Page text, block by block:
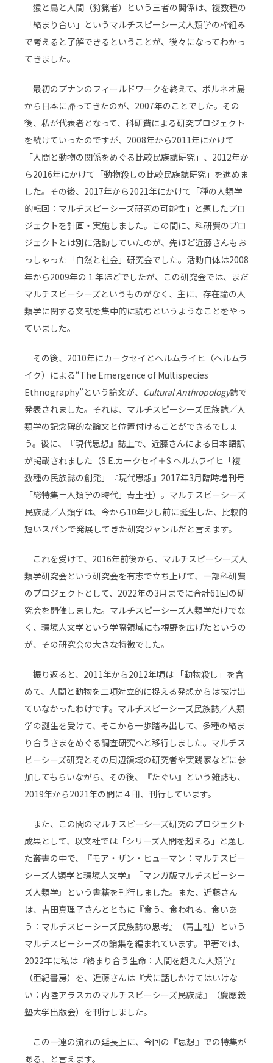
猿と鳥と人間（狩猟者）という三者の関係は、複数種の
「絡まり合い」というマルチスピーシーズ人類学の枠組み
で考えると了解できるということが、後々になってわかっ
てきました。
最初のプナンのフィールドワークを終えて、ボルネオ島
から日本に帰ってきたのが、2007年のことでした。その
後、私が代表者となって、科研費による研究プロジェクト
を続けていったのですが、2008年から2011年にかけて
「人間と動物の関係をめぐる比較民族誌研究」、2012年か
ら2016年にかけて「動物殺しの比較民族誌研究」を進めま
した。その後、2017年から2021年にかけて「種の人類学
的転回：マルチスピーシーズ研究の可能性」と題したプロ
ジェクトを計画・実施しました。この間に、科研費のプロ
ジェクトとは別に活動していたのが、先ほど近藤さんもお
っしゃった「自然と社会」研究会でした。活動自体は2008
年から2009年の１年ほどでしたが、この研究会では、まだ
マルチスピーシーズというものがなく、主に、存在論の人
類学に関する文献を集中的に読むというようなことをやっ
ていました。
その後、2010年にカークセイとヘルムライヒ（ヘルムラ
イク）による“The Emergence of Multispecies
Ethnography”という論文が、 Cultural Anthropology誌で
発表されました。それは、マルチスピーシーズ民族誌／人
類学の記念碑的な論文と位置付けることができるでしょ
う。後に、『現代思想』誌上で、近藤さんによる日本語訳
が掲載されました（S.E.カークセイ＋S.ヘルムライヒ「複
数種の民族誌の創発」『現代思想』2017年3月臨時増刊号
「総特集＝人類学の時代」青土社）。マルチスピーシーズ
民族誌／人類学は、今から10年少し前に誕生した、比較的
短いスパンで発展してきた研究ジャンルだと言えます。
これを受けて、2016年前後から、マルチスピーシーズ人
類学研究会という研究会を有志で立ち上げて、一部科研費
のプロジェクトとして、2022年の3月までに合計61回の研
究会を開催しました。マルチスピーシーズ人類学だけでな
く、環境人文学という学際領域にも視野を広げたというの
が、その研究会の大きな特徴でした。
振り返ると、2011年から2012年頃は 「動物殺し」を含
めて、人間と動物を二項対立的に捉える発想からは抜け出
ていなかったわけです。マルチスピーシーズ民族誌／人類
学の誕生を受けて、そこから一歩踏み出して、多種の絡ま
り合うさまをめぐる調査研究へと移行しました。マルチス
ピーシーズ研究とその周辺領域の研究者や実践家などに参
加してもらいながら、その後、『たぐい』という雑誌も、
2019年から2021年の間に４冊、刊行しています。
また、この間のマルチスピーシーズ研究のプロジェクト
成果として、以文社では「シリーズ人間を超える」と題し
た叢書の中で、『モア・ザン・ヒューマン：マルチスピー
シーズ人類学と環境人文学』『マンガ版マルチスピーシー
ズ人類学』という書籍を刊行しました。また、近藤さん
は、吉田真理子さんとともに『食う、食われる、食いあ
う：マルチスピーシーズ民族誌の思考』（青土社）という
マルチスピーシーズの論集を編まれています。単著では、
2022年に私は『絡まり合う生命：人間を超えた人類学』
（亜紀書房）を、近藤さんは『犬に話しかけてはいけな
い：内陸アラスカのマルチスピーシーズ民族誌』（慶應義
塾大学出版会）を刊行しました。
この一連の流れの延長上に、今回の『思想』での特集が
ある、と言えます。